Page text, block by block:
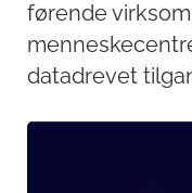
førende
datadrevet